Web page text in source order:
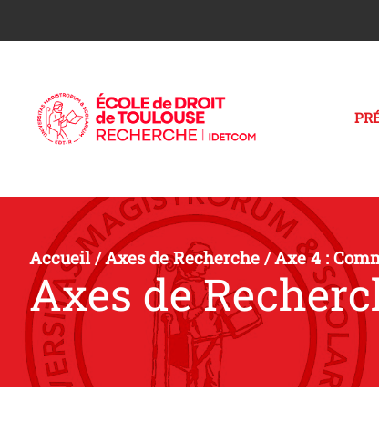
Accueil/Axes de Recherche /Axe 4 :
Axes de